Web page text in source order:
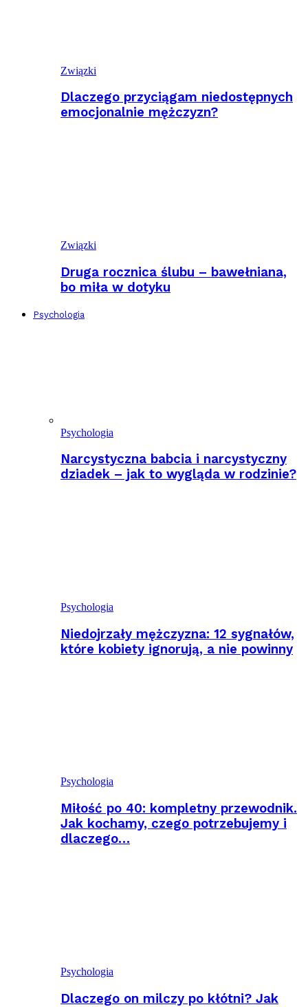
Związki
Dlaczego przyciągam niedostępnych
emocjonalnie mężczyzn?
Związki
Druga rocznica ślubu – bawełniana,
bo miła w dotyku
Psychologia
Psychologia
Narcystyczna babcia i narcystyczny
dziadek – jak to wygląda w rodzinie?
Psychologia
Niedojrzały mężczyzna: 12 sygnałów,
które kobiety ignorują, a nie powinny
Psychologia
Miłość po 40: kompletny przewodnik.
Jak kochamy, czego potrzebujemy i
dlaczego…
Psychologia
Dlaczego on milczy po kłótni? Jak